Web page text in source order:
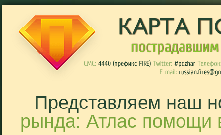
Представляем наш
рында: Атлас помощи